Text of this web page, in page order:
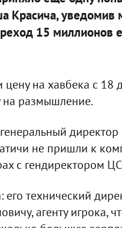
Красича, уведомив
15 миллионов
на хавбека с 18
на размышление.
не пришли к
с гендиректором
технический
агенту игрока,